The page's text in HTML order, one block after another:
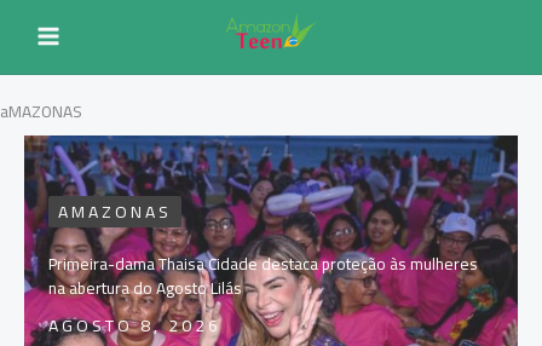
conteúdo
aMAZONAS
AMAZONAS
Primeira-dama Thaisa Cidade destaca proteção às mulheres
na abertura do Agosto Lilás
AGOSTO 8, 2026